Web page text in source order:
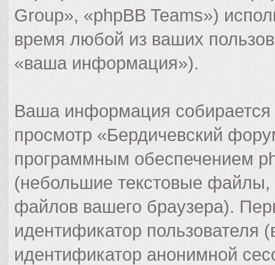
Group», «phpBB Teams»)
время любой из ваших
«ваша информация»).
Ваша информация
просмотр «Бердичевский
программным обеспечением
(небольшие текстовые
файлов вашего браузера).
идентификатор
идентификатор анонимной